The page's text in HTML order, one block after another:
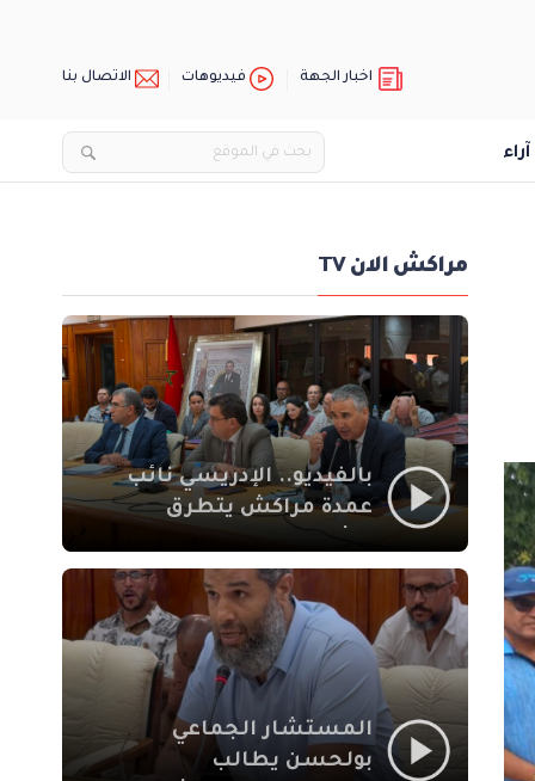
اخبار الجهة فيديوهات الاتصال بنا
آراء
مراكش الان TV
بالفيديو.. الإدريسي نائب
عمدة مراكش يتطرق
الاجتماعي في نقل
المحطة الطرقية إلى
العزوزية
المستشار الجماعي
بولحسن يطالب